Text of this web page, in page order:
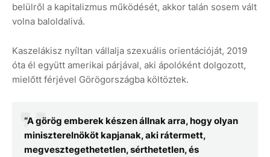
belülről a kapitalizmus működését, akkor talán sosem vált
volna baloldalivá.
Kaszelákisz nyíltan vállalja szexuális orientációját, 2019
óta él együtt amerikai párjával, aki ápolóként dolgozott,
mielőtt férjével Görögországba költöztek.
“A görög emberek készen állnak arra, hogy olyan
miniszterelnököt kapjanak, aki rátermett,
megvesztegethetetlen, sérthetetlen, és